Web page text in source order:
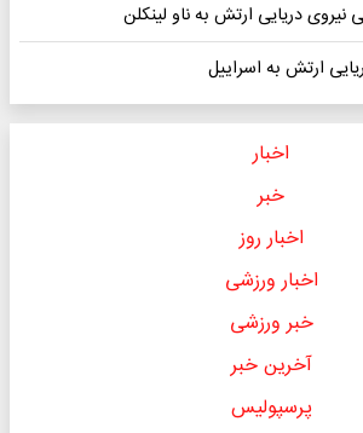
دریایی ارتش به ناو لینکلن
ارتش به اسراییل
اخبار
خبر
اخبار روز
اخبار ورزشی
خبر ورزشی
آخرین خبر
پرسپولیس